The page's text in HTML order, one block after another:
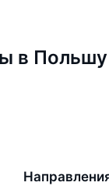
в Польшу